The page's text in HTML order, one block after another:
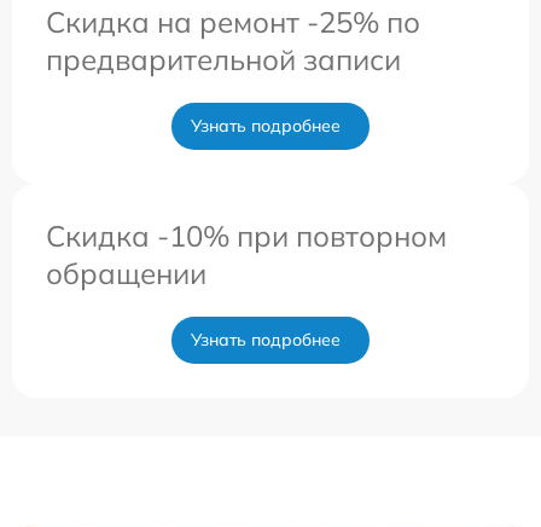
Скидка на ремонт -25% по
предварительной записи
Узнать подробнее
Скидка -10% при повторном
обращении
Узнать подробнее